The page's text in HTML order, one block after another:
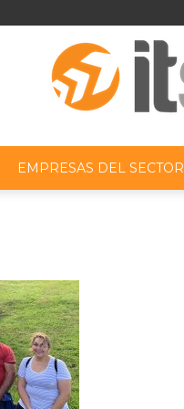
EMPRESAS DEL SECTOR